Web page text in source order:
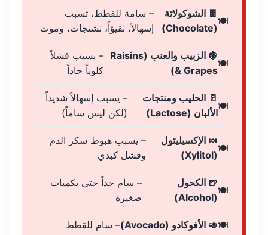
🍫 الشوكولاتة
(Chocolate)
– سامة للقطط، تسبب
إسهالاً، تقيؤاً، تشنجات، وموت
🍇 الزبيب والعنب (Raisins
& Grapes)
– يسبب فشلاً
كلوياً حاداً
🥛 الحليب ومنتجات
الألبان (Lactose)
– يسبب إسهالاً شديداً
(لكن ليس ساماً)
🍬 الإكسيليتول
(Xylitol)
– يسبب هبوط سكر الدم
وفشل كبدي
🍺 الكحول
(Alcohol)
– سام جداً حتى بكميات
صغيرة
🥑 الأفوكادو (Avocado) – سام للقطط